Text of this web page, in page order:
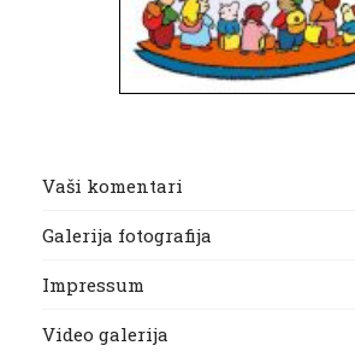
Vaši komentari
Galerija fotografija
Impressum
Video galerija